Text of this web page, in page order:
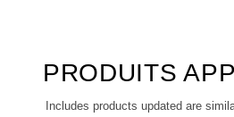
PRODUITS
Includes products updated are